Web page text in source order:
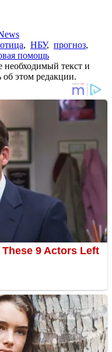
, НБУ, прогноз,
помощь
текст и
этом редакции.